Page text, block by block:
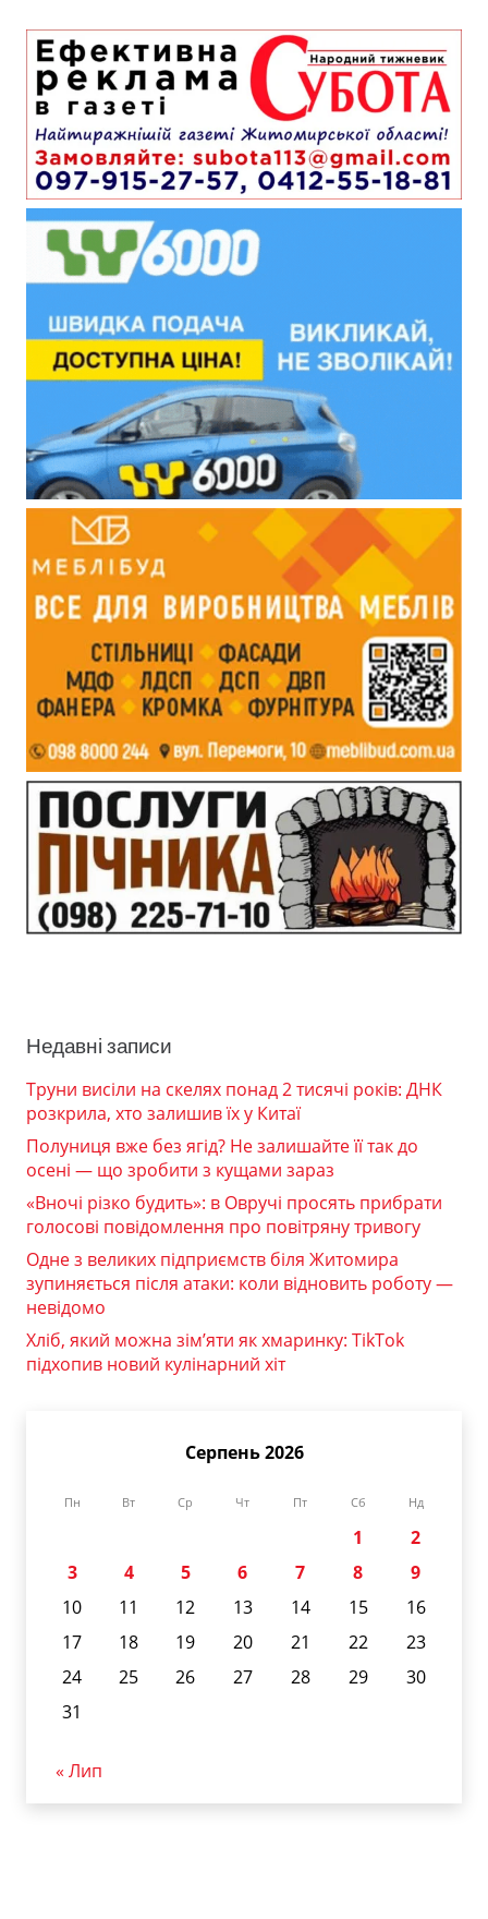
Недавні записи
Труни висіли на скелях понад 2 тисячі років: ДНК
розкрила, хто залишив їх у Китаї
Полуниця вже без ягід? Не залишайте її так до
осені — що зробити з кущами зараз
«Вночі різко будить»: в Овручі просять прибрати
голосові повідомлення про повітряну тривогу
Одне з великих підприємств біля Житомира
зупиняється після атаки: коли відновить роботу —
невідомо
Хліб, який можна зім’яти як хмаринку: TikTok
підхопив новий кулінарний хіт
Серпень 2026
Пн Вт Ср Чт Пт Сб Нд
1
2
3
4 5 6 7 8
9
10
11 12 13 14 15
16
17
18 19 20 21 22
23
24
25 26 27 28 29
30
31
« Лип